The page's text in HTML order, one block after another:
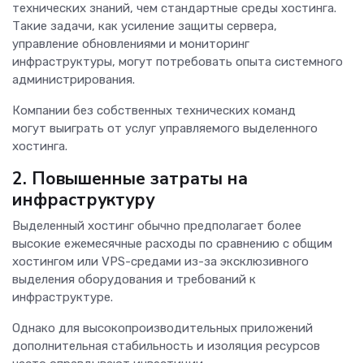
технических знаний, чем стандартные среды хостинга.
Такие задачи, как усиление защиты сервера,
управление обновлениями и мониторинг
инфраструктуры, могут потребовать опыта системного
администрирования.
Компании без собственных технических команд
могут выиграть от услуг управляемого выделенного
хостинга.
2. Повышенные затраты на
инфраструктуру
Выделенный хостинг обычно предполагает более
высокие ежемесячные расходы по сравнению с общим
хостингом или VPS-средами из-за эксклюзивного
выделения оборудования и требований к
инфраструктуре.
Однако для высокопроизводительных приложений
дополнительная стабильность и изоляция ресурсов